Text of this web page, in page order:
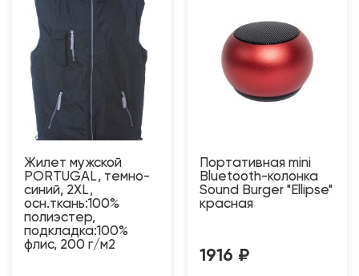
Жилет мужской
PORTUGAL, темно-
синий, 2XL,
осн.ткань:100%
полиэстер,
подкладка:100%
флис, 200 г/м2
Портативная mini
Bluetooth-колонка
Sound Burger "Ellipse"
красная
1916 ₽